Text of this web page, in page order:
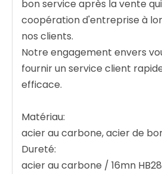
bon service après la vente
coopération d'entreprise à
nos clients.
Notre engagement envers
fournir un service client
efficace.
Matériau:
acier au carbone, acier de
Dureté:
acier au carbone / 16mn